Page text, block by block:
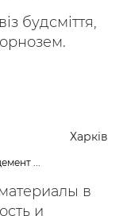
будсміття,
Харків
...
в
и